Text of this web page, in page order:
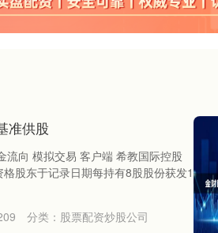
准供股
向 模拟交易 客户端 希教国际控股
股东于记录日期每持有8股股份获发1
分类： 股票配资炒股公司